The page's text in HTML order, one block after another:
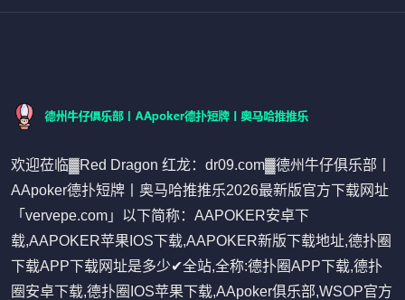
欢迎莅临▓Red Dragon 红龙：dr09.com▓德州牛仔俱乐部丨
AApoker德扑短牌丨奥马哈推推乐2026最新版官方下载网址
「vervepe.com」以下简称：AAPOKER安卓下
载,AAPOKER苹果IOS下载,AAPOKER新版下载地址,德扑圈
下载APP下载网址是多少✔全站,全称:德扑圈APP下载,德扑
圈安卓下载,德扑圈IOS苹果下载,AApoker俱乐部,WSOP官方